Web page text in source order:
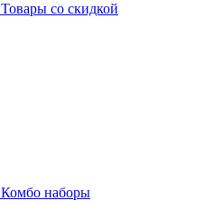
Товары со скидкой
Комбо наборы